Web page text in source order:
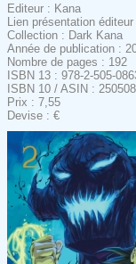
Editeur : Kana
Lien présentation
Collection : Dark Kana
Année de publication :
Nombre de pages : 192
ISBN 13 : 978-2-505-
ISBN 10 / ASIN :
Prix : 7,55
Devise : €